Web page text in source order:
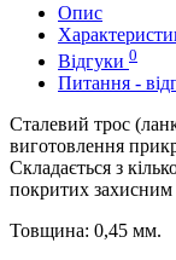
Опис
Відгуки 0
Питання -
Сталевий трос
виготовлення
Складається з
покритих
Товщина: 0,45 мм.